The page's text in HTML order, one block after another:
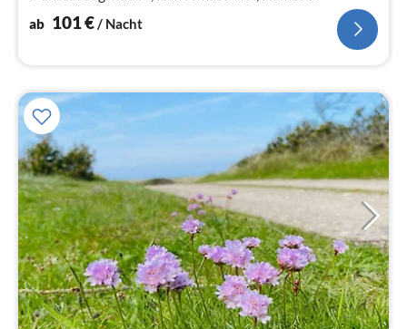
Mikrowelle, Spülmaschine, Kühlschrank(+ Gefrierfach))
ab 101€/ Nacht